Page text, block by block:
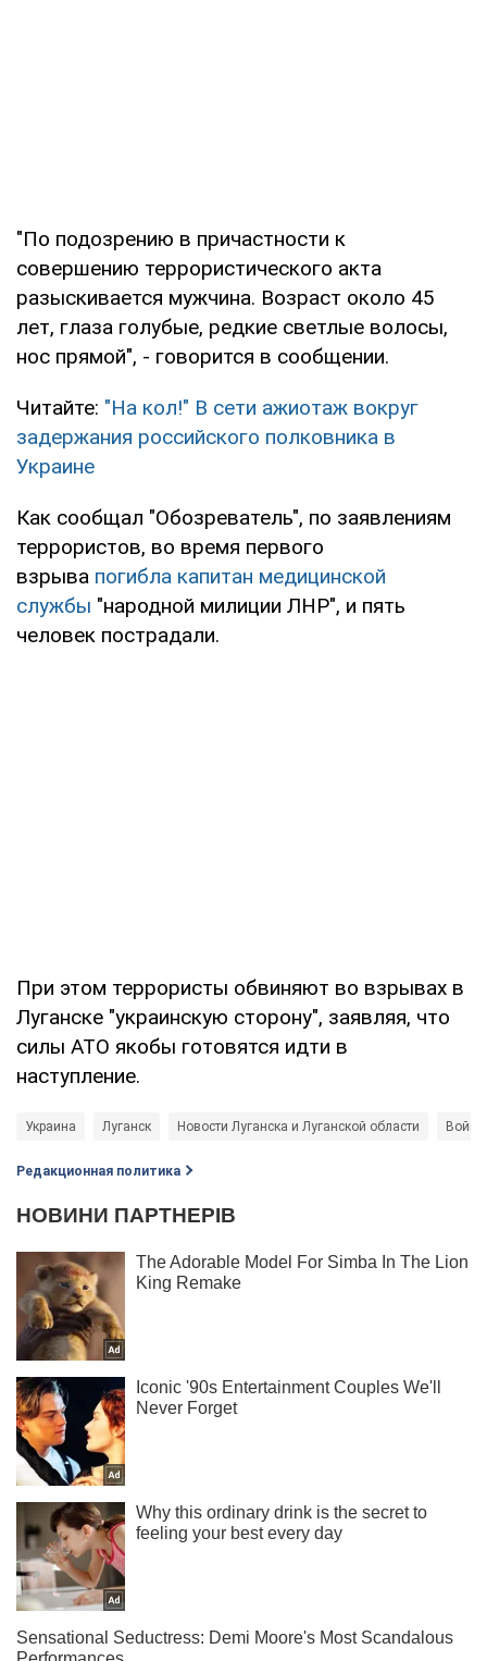
"По подозрению в причастности к
совершению террористического акта
разыскивается мужчина. Возраст около 45
лет, глаза голубые, редкие светлые волосы,
нос прямой", - говорится в сообщении.
Читайте: "На кол!" В сети ажиотаж вокруг
задержания российского полковника в
Украине
Как сообщал "Обозреватель", по заявлениям
террористов, во время первого
взрыва погибла капитан медицинской
службы "народной милиции ЛНР", и пять
человек пострадали.
При этом террористы обвиняют во взрывах в
Луганске "украинскую сторону", заявляя, что
силы АТО якобы готовятся идти в
наступление.
Украина Луганск Новости Луганска и Луганской области Война
Редакционная политика